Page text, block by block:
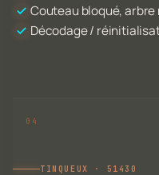
Couteau bloqué,
Décodage /
TINQUEUX · 51430